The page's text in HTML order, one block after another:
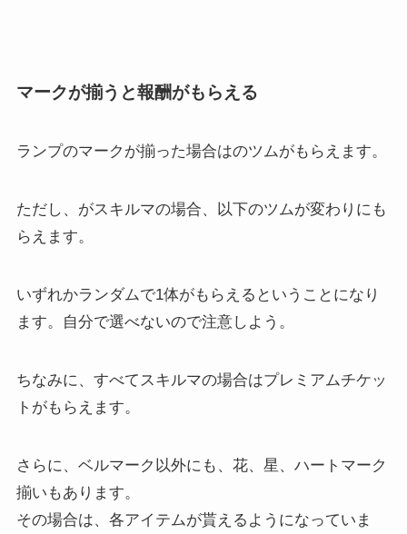
マークが揃うと報酬がもらえる
ランプのマークが揃った場合はのツムがもらえます。
ただし、がスキルマの場合、以下のツムが変わりにも
らえます。
いずれかランダムで1体がもらえるということになり
ます。自分で選べないので注意しよう。
ちなみに、すべてスキルマの場合はプレミアムチケッ
トがもらえます。
さらに、ベルマーク以外にも、花、星、ハートマーク
揃いもあります。
その場合は、各アイテムが貰えるようになっていま